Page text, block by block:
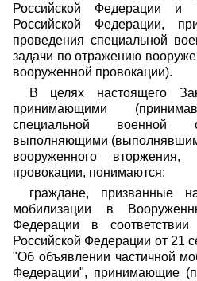
Российской Федерации и
Российской Федерации,
проведения специальной
задачи по отражению
вооруженной провокации).
В целях настоящего
принимающими
специальной
выполняющими
вооруженного
провокации, понимаются:
граждане, призванные
мобилизации в
Федерации в
Российской Федерации от 21
"Об объявлении частичной
Федерации", принимающие